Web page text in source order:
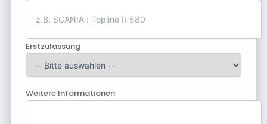
Erstzulassung
Weitere Informationen